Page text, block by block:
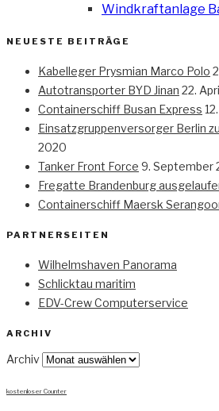
Windkraftanlage
NEUESTE BEITRÄGE
Kabelleger Prysmian Marco Polo
Autotransporter BYD Jinan 22.
Containerschiff Busan Express
Einsatzgruppenversorger Berlin
2020
Tanker Front Force 9. September
Fregatte Brandenburg
Containerschiff Maersk
PARTNERSEITEN
Wilhelmshaven Panorama
Schlicktau maritim
EDV-Crew Computerservice
ARCHIV
Archiv
kostenloser Counter